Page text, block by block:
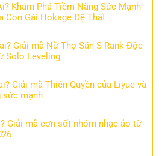
Khám Phá Tiềm Năng Sức Mạnh
Con Gái Hokage Đệ Thất
Giải mã Nữ Thợ Săn S-Rank Độc
Solo Leveling
Giải mã Thiên Quyền của Liyue và
sức mạnh
Giải mã cơn sốt nhóm nhạc ảo từ